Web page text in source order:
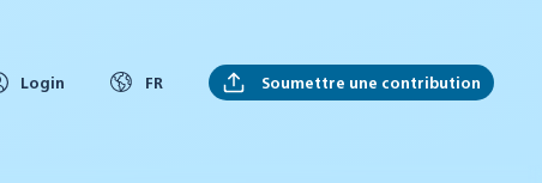
Login FR Soumettre une contribution